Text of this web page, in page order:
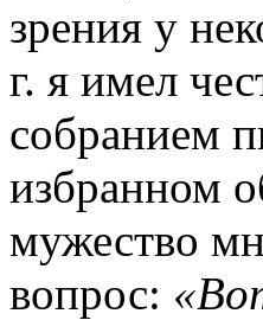
зрения у
г. я имел
собранием
избранном
мужество
вопрос: